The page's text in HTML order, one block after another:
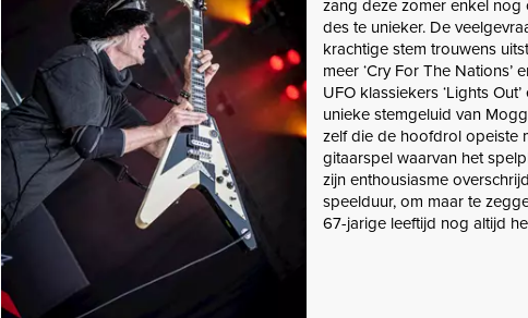
zang deze zomer enkel nog
des te unieker. De
krachtige stem trouwens
meer ‘Cry For The Nations’
UFO klassiekers ‘Lights
unieke stemgeluid van
zelf die de hoofdrol opeiste
gitaarspel waarvan het
zijn enthousiasme
speelduur, om maar te
67-jarige leeftijd nog altijd